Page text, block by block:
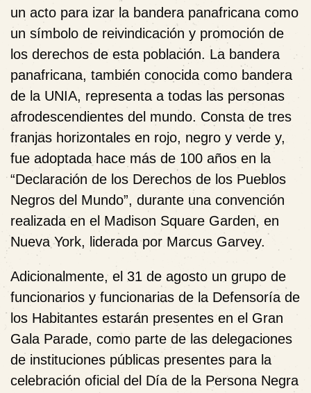
un acto para izar la bandera panafricana como
un símbolo de reivindicación y promoción de
los derechos de esta población. La bandera
panafricana, también conocida como bandera
de la UNIA, representa a todas las personas
afrodescendientes del mundo. Consta de tres
franjas horizontales en rojo, negro y verde y,
fue adoptada hace más de 100 años en la
“Declaración de los Derechos de los Pueblos
Negros del Mundo”, durante una convención
realizada en el Madison Square Garden, en
Nueva York, liderada por Marcus Garvey.
Adicionalmente, el 31 de agosto un grupo de
funcionarios y funcionarias de la Defensoría de
los Habitantes estarán presentes en el Gran
Gala Parade, como parte de las delegaciones
de instituciones públicas presentes para la
celebración oficial del Día de la Persona Negra